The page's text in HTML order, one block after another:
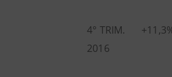
4° TRIM.
2016